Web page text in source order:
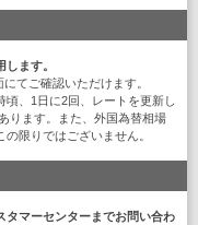
ます。
てご確認いただけます。
、1日に2回、レートを更新し
ります。また、外国為替相場
限りではございません。
タマーセンターまでお問い合わ